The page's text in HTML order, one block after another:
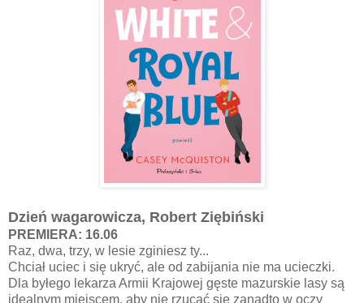
Dzień wagarowicza, Robert Ziębiński
PREMIERA: 16.06
Raz, dwa, trzy, w lesie zginiesz ty...
Chciał uciec i się ukryć, ale od zabijania nie ma ucieczki.
Dla byłego lekarza Armii Krajowej gęste mazurskie lasy są
idealnym miejscem, aby nie rzucać się zanadto w oczy